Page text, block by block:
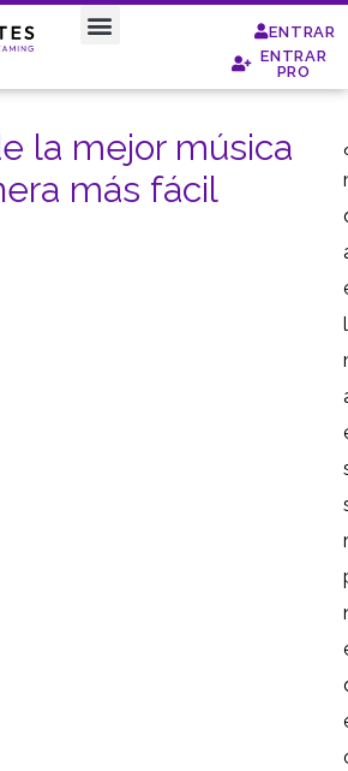
ENTRAR
ENTRAR
PRO
la mejor música
más fácil